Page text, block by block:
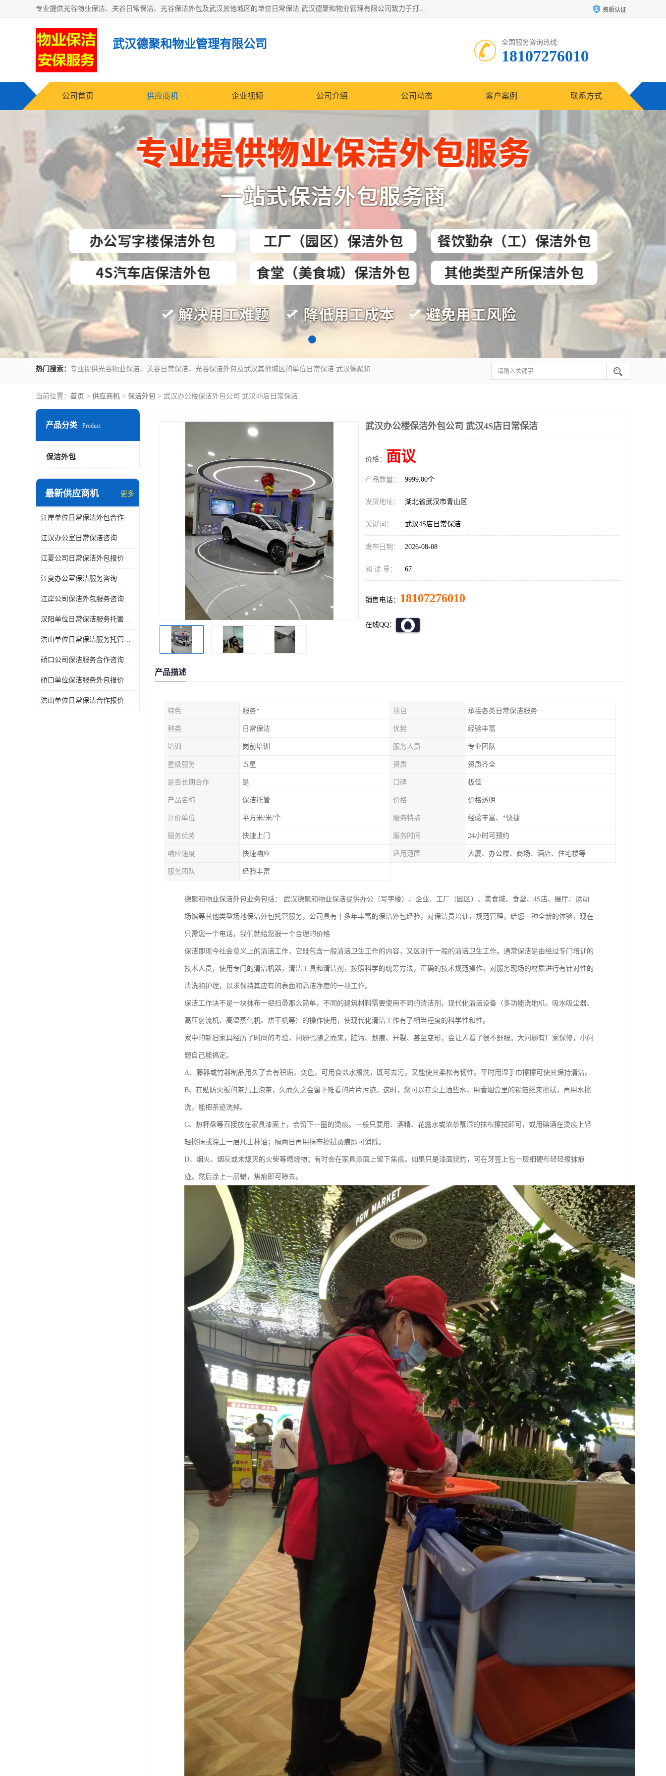
专业提供光谷物业保洁、关谷日常保洁、光谷保洁外包及武汉其他城区的单位日常保洁 武汉德聚和物业管理有限公司致力于打造中国专业物业保洁服务、日常保洁及其他保洁清洗外包服务。自公司成立以来提倡以先进的物业管理理念和模式经营，谋篇布局，以“至诚服务、精益求精、规范管理、锐意拓新”为质量方针，强化内部管理，为业主提供专业化、标准化和精细化的全方位物业服务，管理服务水平得到了广大业主和业内人士的一致好评。 资质认证
武汉德聚和物业管理有限公司 全国服务咨询热线:
18107276010
公司首页 供应商机 企业视频 公司介绍 公司动态 客户案例 联系方式
热门搜索： 专业提供光谷物业保洁、关谷日常保洁、光谷保洁外包及武汉其他城区的单位日常保洁 武汉德聚和物业管理有限公司致力于打造中国专业物业保洁服务、日常保洁及其他保洁清洗外包服务。自公司成立以来提倡以先进的物业管理理念和模式经营，谋篇布局，以“至诚服务、精益求精、规范管理、锐意拓新”为质量方针，强化内部管理，为业主提供专业化、标准化和精细化的全方位物业服务，管理服务水平得到了广大业主和业内人士的一致好评。
当前位置： 首页 > 供应商机 > 保洁外包 > 武汉办公楼保洁外包公司 武汉4S店日常保洁
产品分类 Product
保洁外包
最新供应商机 更多
江岸单位日常保洁外包合作
江汉办公室日常保洁咨询
江夏公司日常保洁外包报价
江夏办公室保洁服务咨询
江岸公司保洁外包服务咨询
汉阳单位日常保洁服务托管咨询
洪山单位日常保洁服务托管咨询
硚口公司保洁服务合作咨询
硚口单位保洁服务外包报价
洪山单位日常保洁合作报价
武汉办公楼保洁外包公司 武汉4S店日常保洁
价格： 面议
产品数量： 9999.00个
发货地址： 湖北省武汉市青山区
关键词： 武汉4S店日常保洁
发布日期： 2026-08-08
阅 读 量： 67
销售电话： 18107276010
在线QQ：
产品描述
特色 服务* 项目 承接各类日常保洁服务
种类 日常保洁 优势 经验丰富
培训 岗前培训 服务人员 专业团队
星级服务 五星 资质 资质齐全
是否长期合作 是 口碑 极佳
产品名称 保洁托管 价格 价格透明
计价单位 平方米/米/个 服务特点 经验丰富、*快捷
服务优势 快速上门 服务时间 24小时可预约
响应速度 快速响应 适用范围 大厦、办公楼、商场、酒店、住宅楼等
服务团队 经验丰富
德聚和物业保洁外包业务包括： 武汉德聚和物业保洁提供办公（写字楼）、企业、工厂（园区）、美食城、食堂、4S店、展厅、运动
场馆等其他类型场地保洁外包托管服务，公司具有十多年丰富的保洁外包经验，对保洁员培训，规范管理，给您一种全新的体验，现在
只需您一个电话，我们就给您报一个合理的价格
保洁即现今社会意义上的清洁工作，它既包含一般清洁卫生工作的内容，又区别于一般的清洁卫生工作。通常保洁是由经过专门培训的
技术人员，使用专门的清洁机器，清洁工具和清洁剂，按照科学的统筹方法，正确的技术规范操作，对服务现场的材质进行有针对性的
清洗和护理，以求保持其应有的表面和高洁净度的一项工作。
保洁工作决不是一块抹布一把扫帚那么简单，不同的建筑材料需要使用不同的清洁剂，现代化清洁设备（多功能洗地机、吸水吸尘器、
高压射流机、高温蒸气机、烘干机等）的操作使用，使现代化清洁工作有了相当程度的科学性和性。
家中的新旧家具经历了时间的考验，问题也随之而来，脏污、划痕、开裂、甚至变形，会让人看了很不舒服。大问题有厂家保修，小问
题自己能搞定。
A、藤器或竹器制品用久了会有积垢，变色，可用食盐水擦洗，既可去污，又能使其柔松有韧性。平时用湿手巾擦擦可使其保持清洁。
B、在贴防火板的茶几上泡茶，久而久之会留下难看的片片污迹。这时，您可以在桌上洒些水，用香烟盒里的锡箔纸来擦拭，再用水擦
洗，能把茶迹洗掉。
C、热杯盘等直接放在家具漆面上，会留下一圈的烫痕。一般只要用、酒精、花露水或浓茶蘸湿的抹布擦拭即可，或用碘酒在烫痕上轻
轻擦抹或涂上一层凡士林油；隔两日再用抹布擦拭烫痕即可消除。
D、烟火、烟灰或未熄灭的火柴等燃烧物；有时会在家具漆面上留下焦痕。如果只是漆面烧灼，可在牙签上包一层细硬布轻轻擦抹痕
迹。然后涂上一层蜡，焦痕即可除去。